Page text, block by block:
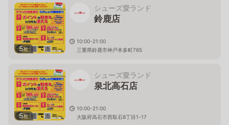
5枚
シューズ愛ランド
鈴鹿店
10:00-21:00
三重県鈴鹿市神戸本多町765
5枚
シューズ愛ランド
泉北高石店
10:00-21:00
大阪府高石市西取石8丁目1-17